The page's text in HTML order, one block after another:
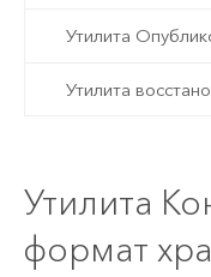
Утилита
Утилита
Утилита
формат